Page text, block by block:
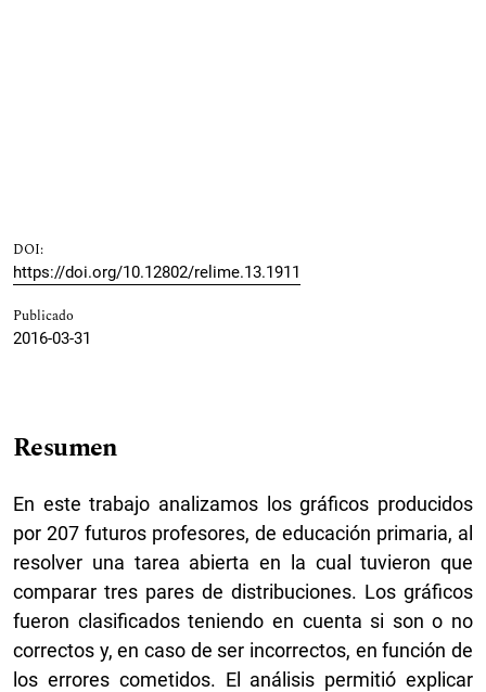
DOI:
https://doi.org/10.12802/relime.13.1911
Publicado
2016-03-31
Resumen
En este trabajo analizamos los gráficos producidos
por 207 futuros profesores, de educación primaria, al
resolver una tarea abierta en la cual tuvieron que
comparar tres pares de distribuciones. Los gráficos
fueron clasificados teniendo en cuenta si son o no
correctos y, en caso de ser incorrectos, en función de
los errores cometidos. El análisis permitió explicar